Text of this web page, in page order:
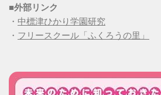
■外部リンク
・ 中標津ひかり学園研究
・ フリースクール「ふくろうの里」